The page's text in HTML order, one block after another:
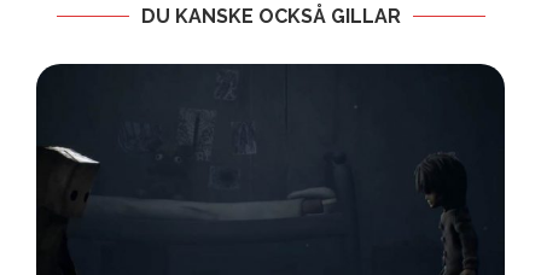
DU KANSKE OCKSÅ GILLAR